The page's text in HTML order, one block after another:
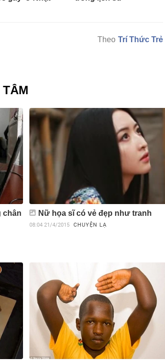
Trí Thức Trẻ
TÂM
chân Nữ họa sĩ có vẻ đẹp như tranh
08:04 21/4/2015 CHUYỆN LẠ